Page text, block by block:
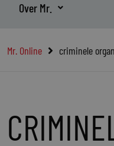
Over Mr.
Mr. Online criminele